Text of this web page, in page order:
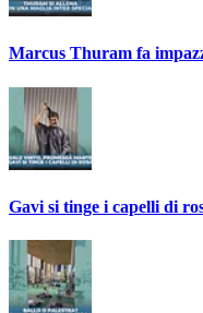
Marcus Thuram fa
Gavi si tinge i capelli di